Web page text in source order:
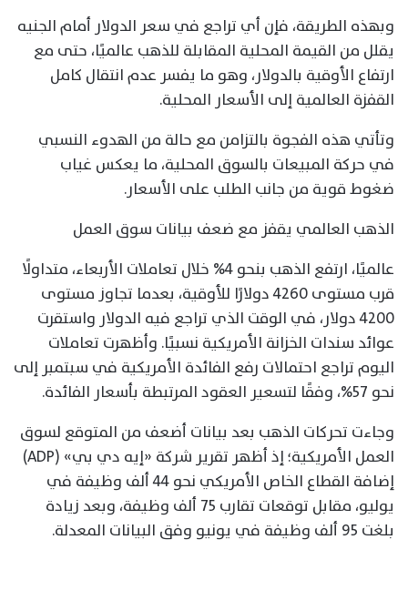
وبهذه الطريقة، فإن أي تراجع في سعر الدولار أمام الجنيه
يقلل من القيمة المحلية المقابلة للذهب عالميًا، حتى مع
ارتفاع الأوقية بالدولار، وهو ما يفسر عدم انتقال كامل
القفزة العالمية إلى الأسعار المحلية.
وتأتي هذه الفجوة بالتزامن مع حالة من الهدوء النسبي
في حركة المبيعات بالسوق المحلية، ما يعكس غياب
ضغوط قوية من جانب الطلب على الأسعار.
الذهب العالمي يقفز مع ضعف بيانات سوق العمل
عالميًا، ارتفع الذهب بنحو 4% خلال تعاملات الأربعاء، متداولًا
قرب مستوى 4260 دولارًا للأوقية، بعدما تجاوز مستوى
4200 دولار، في الوقت الذي تراجع فيه الدولار واستقرت
عوائد سندات الخزانة الأمريكية نسبيًا. وأظهرت تعاملات
اليوم تراجع احتمالات رفع الفائدة الأمريكية في سبتمبر إلى
نحو 57%، وفقًا لتسعير العقود المرتبطة بأسعار الفائدة.
وجاءت تحركات الذهب بعد بيانات أضعف من المتوقع لسوق
العمل الأمريكية؛ إذ أظهر تقرير شركة «إيه دي بي» (ADP)
إضافة القطاع الخاص الأمريكي نحو 44 ألف وظيفة في
يوليو، مقابل توقعات تقارب 75 ألف وظيفة، وبعد زيادة
بلغت 95 ألف وظيفة في يونيو وفق البيانات المعدلة.